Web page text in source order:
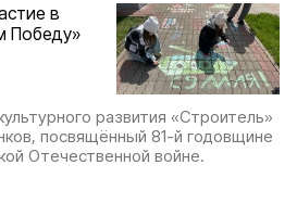
в
Победу»
развития «Строитель»
посвящённый 81-й годовщине
Отечественной войне.